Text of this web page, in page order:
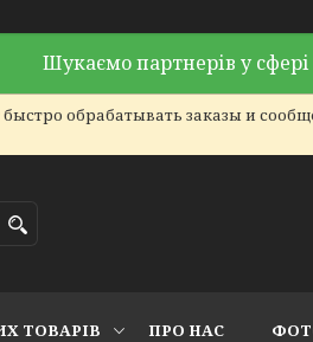
Шукаємо партнерів у
обрабатывать заказы и
ТОВАРІВ ПРО НАС